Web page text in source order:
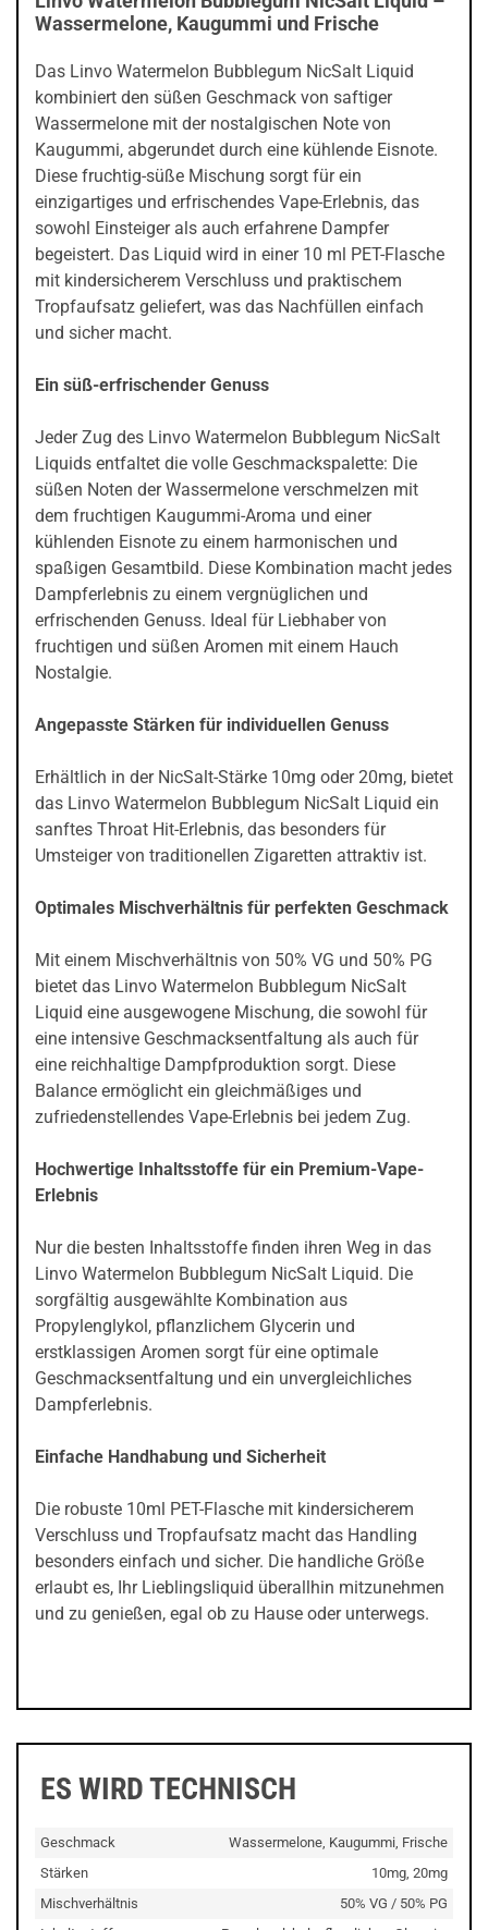
Wassermelone, Kaugummi und Frische
Das Linvo Watermelon Bubblegum NicSalt Liquid
kombiniert den süßen Geschmack von saftiger
Wassermelone mit der nostalgischen Note von
Kaugummi, abgerundet durch eine kühlende Eisnote.
Diese fruchtig-süße Mischung sorgt für ein
einzigartiges und erfrischendes Vape-Erlebnis, das
sowohl Einsteiger als auch erfahrene Dampfer
begeistert. Das Liquid wird in einer 10 ml PET-Flasche
mit kindersicherem Verschluss und praktischem
Tropfaufsatz geliefert, was das Nachfüllen einfach
und sicher macht.
Ein süß-erfrischender Genuss
Jeder Zug des Linvo Watermelon Bubblegum NicSalt
Liquids entfaltet die volle Geschmackspalette: Die
süßen Noten der Wassermelone verschmelzen mit
dem fruchtigen Kaugummi-Aroma und einer
kühlenden Eisnote zu einem harmonischen und
spaßigen Gesamtbild. Diese Kombination macht jedes
Dampferlebnis zu einem vergnüglichen und
erfrischenden Genuss. Ideal für Liebhaber von
fruchtigen und süßen Aromen mit einem Hauch
Nostalgie.
Angepasste Stärken für individuellen Genuss
Erhältlich in der NicSalt-Stärke 10mg oder 20mg, bietet
das Linvo Watermelon Bubblegum NicSalt Liquid ein
sanftes Throat Hit-Erlebnis, das besonders für
Umsteiger von traditionellen Zigaretten attraktiv ist.
Optimales Mischverhältnis für perfekten Geschmack
Mit einem Mischverhältnis von 50% VG und 50% PG
bietet das Linvo Watermelon Bubblegum NicSalt
Liquid eine ausgewogene Mischung, die sowohl für
eine intensive Geschmacksentfaltung als auch für
eine reichhaltige Dampfproduktion sorgt. Diese
Balance ermöglicht ein gleichmäßiges und
zufriedenstellendes Vape-Erlebnis bei jedem Zug.
Hochwertige Inhaltsstoffe für ein Premium-Vape-
Erlebnis
Nur die besten Inhaltsstoffe finden ihren Weg in das
Linvo Watermelon Bubblegum NicSalt Liquid. Die
sorgfältig ausgewählte Kombination aus
Propylenglykol, pflanzlichem Glycerin und
erstklassigen Aromen sorgt für eine optimale
Geschmacksentfaltung und ein unvergleichliches
Dampferlebnis.
Einfache Handhabung und Sicherheit
Die robuste 10ml PET-Flasche mit kindersicherem
Verschluss und Tropfaufsatz macht das Handling
besonders einfach und sicher. Die handliche Größe
erlaubt es, Ihr Lieblingsliquid überallhin mitzunehmen
und zu genießen, egal ob zu Hause oder unterwegs.
ES WIRD TECHNISCH
Geschmack
Wassermelone, Kaugummi, Frische
Stärken
10mg, 20mg
Mischverhältnis
50% VG / 50% PG